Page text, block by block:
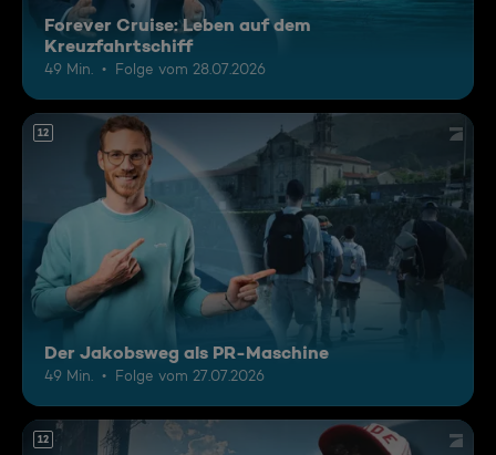
Forever Cruise: Leben auf dem
Kreuzfahrtschiff
49 Min. Folge vom 28.07.2026
12
Der Jakobsweg als PR-Maschine
49 Min. Folge vom 27.07.2026
12